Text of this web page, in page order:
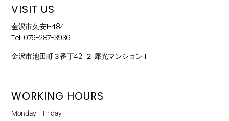
VISIT US
金沢市久安1-484
Tel: 076-287-3936
金沢市池田町３番丁42−２ 犀光マンション 1F
WORKING HOURS
Monday – Friday